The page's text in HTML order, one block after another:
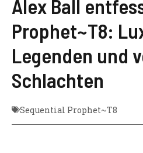
Alex Ball
Prophet~T8:
Legenden und
Schlachten
Sequential Prophet~T8